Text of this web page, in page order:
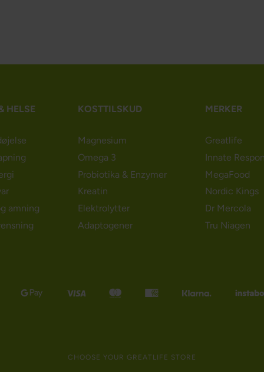
HELSE
amning
KOSTTILSKUD
Magnesium
Omega 3
Probiotika & Enzymer
Kreatin
Elektrolytter
Adaptogener
MERKER
Greatlife
Innate
MegaFood
Nordic Kings
Dr Mercola
Tru Niagen
CHOOSE YOUR GREATLIFE STORE